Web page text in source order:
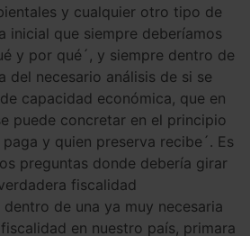
y cualquier otro tipo de
inicial que siempre deberíamos
y por qué´, y siempre dentro de
del necesario análisis de si se
capacidad económica, que en
puede concretar en el principio
y quien preserva recibe´. Es
preguntas donde debería girar
fiscalidad
de una ya muy necesaria
en nuestro país, primara